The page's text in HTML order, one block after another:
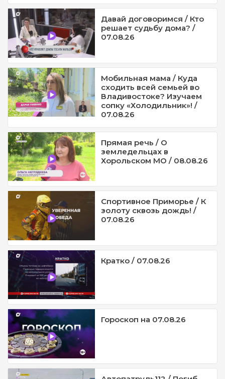
Давай договоримся / Кто
решает судьбу дома? /
07.08.26
Мобильная мама / Куда
сходить всей семьей во
Владивостоке? Изучаем
сопку «Холодильник»! /
07.08.26
Прямая речь / О
земледельцах в
Хорольском МО / 08.08.26
Спортивное Приморье / К
золоту сквозь дождь! /
07.08.26
Кратко / 07.08.26
Гороскоп на 07.08.26